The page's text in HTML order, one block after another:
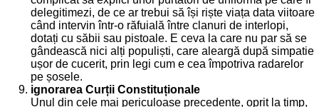
delegitimezi, de ce ar trebui să își riște viața data viitoare
când intervin într-o răfuială între clanuri de interlopi,
dotați cu săbii sau pistoale. E ceva la care nu par să se
gândească nici alți populiști, care aleargă după simpatie
ușor de cucerit, prin legi cum e cea împotriva radarelor
pe șosele.
ignorarea Curții Constituționale
Unul din cele mai periculoase precedente, oprit la timp,